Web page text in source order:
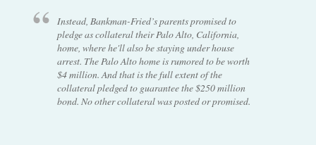
Instead, Bankman-Fried’s parents promised to
pledge as collateral their Palo Alto, California,
home, where he'll also be staying under house
arrest. The Palo Alto home is rumored to be worth
$4 million. And that is the full extent of the
collateral pledged to guarantee the $250 million
bond. No other collateral was posted or promised.